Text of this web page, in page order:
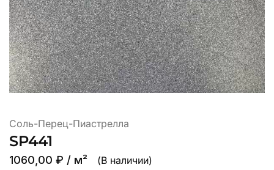
Соль-Перец-Пиастрелла
SP441
1060,00 ₽ / м² (В наличии)